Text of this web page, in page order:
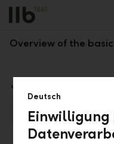
Alerts.Headline
Regulation
Overview of the
Downloads
Investment fund
Deutsch
Einwilligung